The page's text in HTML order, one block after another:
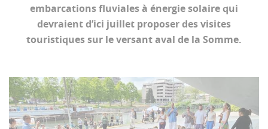
embarcations fluviales à énergie solaire qui
devraient d’ici juillet proposer des visites
touristiques sur le versant aval de la Somme.